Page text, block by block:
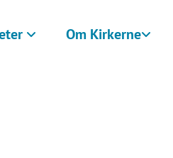
Om Kirkerne